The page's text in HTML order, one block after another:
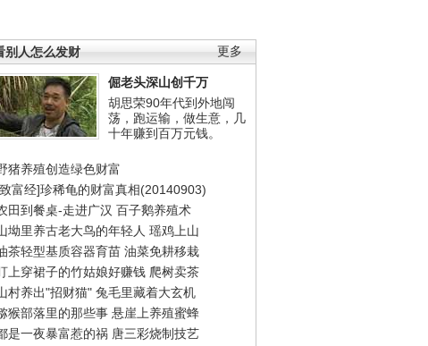
更多
别人怎么发财
倔老头深山创千万
胡思荣90年代到外地闯
荡，跑运输，做生意，几
十年赚到百万元钱。
猪养殖创造绿色财富
富经]珍稀龟的财富真相(20140903)
田到餐桌-走进广汉 百子鹅养殖术
坳里养古老大鸟的年轻人 瑶鸡上山
茶轻型基质容器育苗 油菜免耕移栽
上穿裙子的竹姑娘好赚钱 爬树卖茶
村养出"招财猫" 兔毛里藏着大玄机
猴部落里的那些事 悬崖上养殖蜜蜂
是一夜暴富惹的祸 唐三彩烧制技艺